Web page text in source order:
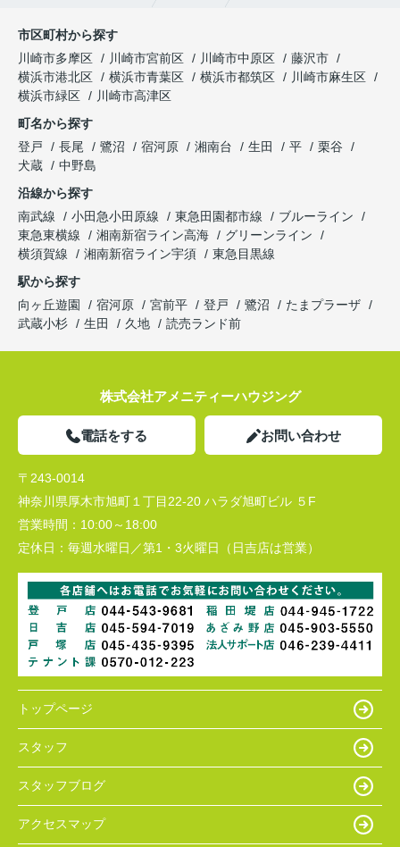
市区町村から探す
川崎市多摩区
川崎市宮前区 川崎市中原区
藤沢市
横浜市港北区
横浜市青葉区 横浜市都筑区
川崎市麻生区
横浜市緑区
川崎市高津区
町名から探す
登戸
長尾 鷺沼 宿河原 湘南台 生田 平
栗谷
犬蔵
中野島
沿線から探す
南武線
小田急小田原線 東急田園都市線
ブルーライン
東急東横線
湘南新宿ライン高海
グリーンライン
横須賀線
湘南新宿ライン宇須
東急目黒線
駅から探す
向ヶ丘遊園
宿河原 宮前平 登戸 鷺沼
たまプラーザ
武蔵小杉
生田 久地 読売ランド前
株式会社アメニティーハウジング
電話をする お問い合わせ
〒243-0014
神奈川県厚木市旭町１丁目22-20 ハラダ旭町ビル ５F
営業時間： 10:00～18:00
定休日： 毎週水曜日／第1・3火曜日（日吉店は営業）
トップページ
スタッフ
スタッフブログ
アクセスマップ